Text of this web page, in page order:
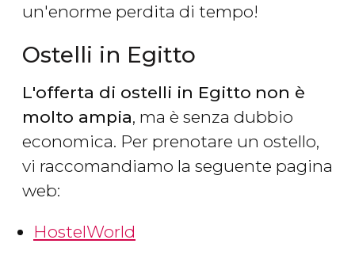
un'enorme perdita di tempo!
Ostelli in Egitto
L'offerta di ostelli in Egitto non è
molto ampia, ma è senza dubbio
economica. Per prenotare un ostello,
vi raccomandiamo la seguente pagina
web:
HostelWorld